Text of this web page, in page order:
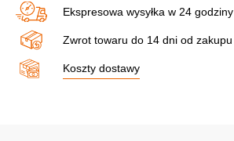
12315055110
quantity
Ekspresowa wysyłka w 24 godziny
Zwrot towaru do 14 dni od zakupu
Koszty dostawy